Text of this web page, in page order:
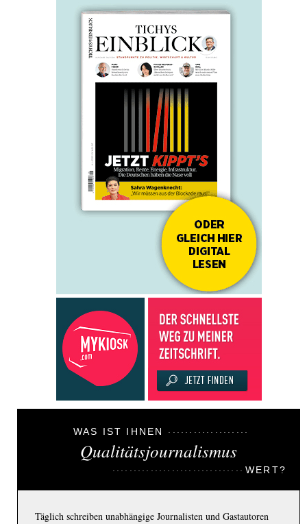
WAS IST IHNEN
Qualitätsjournalismus
WERT?
Täglich schreiben unabhängige Journalisten und Gastautoren